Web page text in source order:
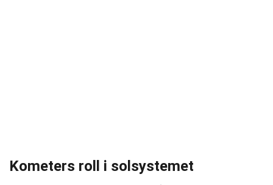
Kometers roll i solsystemet